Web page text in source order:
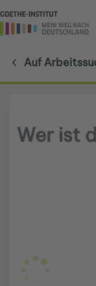
Auf
Wer ist